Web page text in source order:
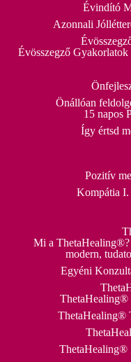
Évindító
Azonnali
Évösszegző
Önállóan
15 napos
Így értsd
Pozitív
Kompátia I.
Mi a ThetaHealing®?
modern,
Egyéni
ThetaHealing®
ThetaHealing®
ThetaHealing®